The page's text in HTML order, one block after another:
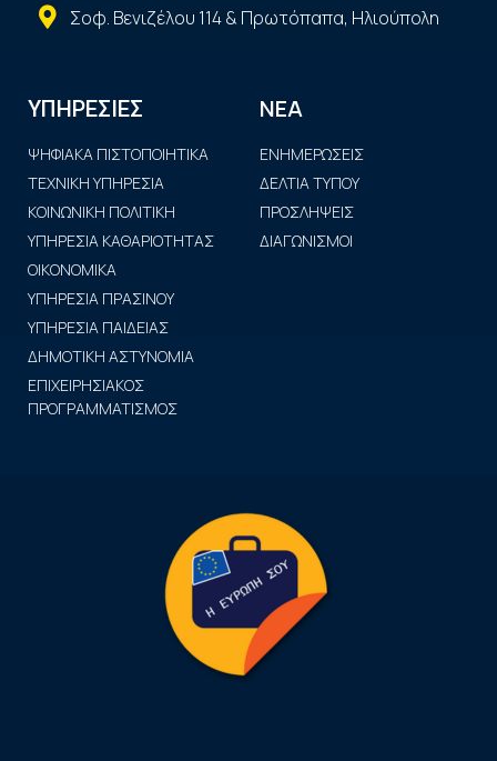
Σοφ. Βενιζέλου 114 & Πρωτόπαπα, Ηλιούπολη
ΥΠΗΡΕΣΙΕΣ
ΨΗΦΙΑΚΑ ΠΙΣΤΟΠΟΙΗΤΙΚΑ
ΤΕΧΝΙΚΗ ΥΠΗΡΕΣΙΑ
ΚΟΙΝΩΝΙΚΗ ΠΟΛΙΤΙΚΗ
ΥΠΗΡΕΣΙΑ ΚΑΘΑΡΙΟΤΗΤΑΣ
ΟΙΚΟΝΟΜΙΚΑ
ΥΠΗΡΕΣΙΑ ΠΡΑΣΙΝΟΥ
ΥΠΗΡΕΣΙΑ ΠΑΙΔΕΙΑΣ
ΔΗΜΟΤΙΚΗ ΑΣΤΥΝΟΜΙΑ
ΕΠΙΧΕΙΡΗΣΙΑΚΟΣ
ΠΡΟΓΡΑΜΜΑΤΙΣΜΟΣ
ΝΕΑ
ΕΝΗΜΕΡΩΣΕΙΣ
ΔΕΛΤΙΑ ΤΥΠΟΥ
ΠΡΟΣΛΗΨΕΙΣ
ΔΙΑΓΩΝΙΣΜΟΙ